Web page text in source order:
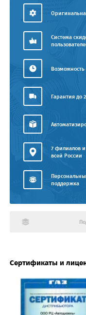
Система
Гарантия до
7 филиалов и
всей России
поддержка
Сертификаты и